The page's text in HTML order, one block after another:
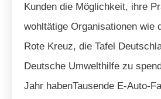
Kunden die Möglichkeit, ihre
wohltätige Organisationen wie
Rote Kreuz, die Tafel
Deutsche Umwelthilfe zu
Jahr habenTausende E-Auto-